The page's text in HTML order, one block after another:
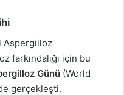
Aspergilloz
farkındalığı için bu
Günü (World
gerçekleşti.